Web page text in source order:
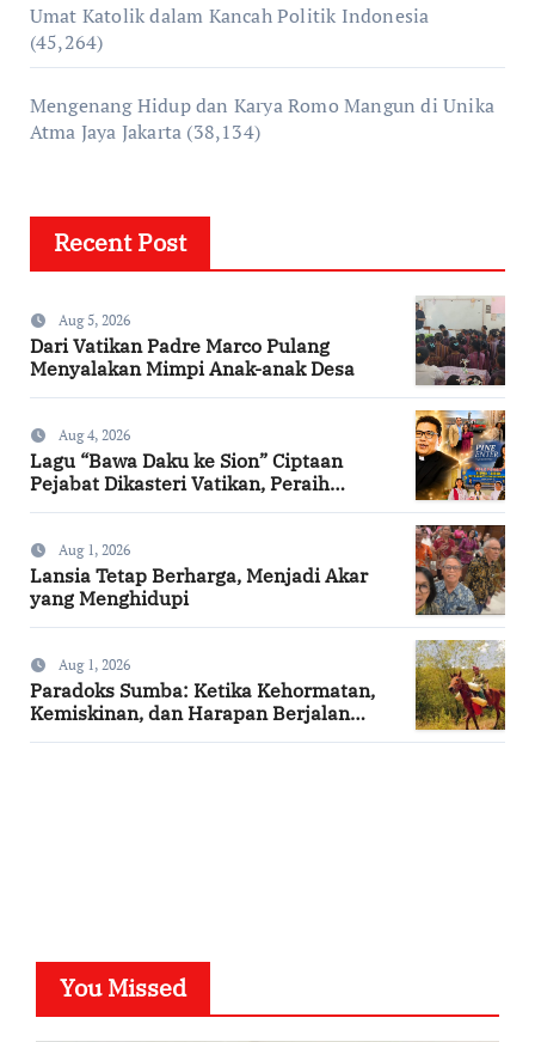
Umat Katolik dalam Kancah Politik Indonesia
(45,264)
Mengenang Hidup dan Karya Romo Mangun di Unika
Atma Jaya Jakarta (38,134)
Recent Post
Aug 5, 2026
Dari Vatikan Padre Marco Pulang
Menyalakan Mimpi Anak-anak Desa
Aug 4, 2026
Lagu “Bawa Daku ke Sion” Ciptaan
Pejabat Dikasteri Vatikan, Peraih
Aug 1, 2026
Lansia Tetap Berharga, Menjadi Akar
yang Menghidupi
Aug 1, 2026
Paradoks Sumba: Ketika Kehormatan,
Kemiskinan, dan Harapan Berjalan
You Missed